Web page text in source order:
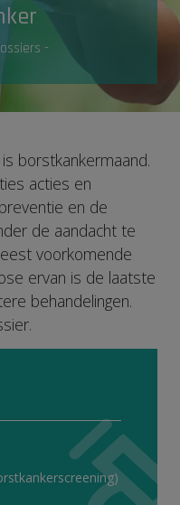
-
borstkankermaand.
acties en
en de
de aandacht te
voorkomende
ervan is de laatste
behandelingen.